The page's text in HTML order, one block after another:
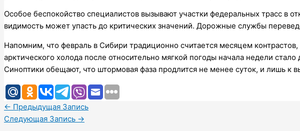
Особое беспокойство специалистов вызывают участки федеральных трасс в
видимость может упасть до критических значений. Дорожные службы
Напомним, что февраль в Сибири традиционно считается месяцем
арктического холода после относительно мягкой погоды начала недели
Синоптики обещают, что штормовая фаза продлится не менее суток, и лишь к
← Предыдущая Запись
Следующая Запись →